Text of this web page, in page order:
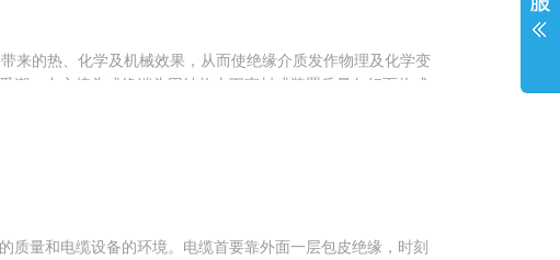
来的热、化学及机械效果，从而使绝缘介质发作物理及化学变
潮。中心接头或终端头因结构上下密封或装置质量欠好而构成
质量和电缆设备的环境。电缆首要靠外面一层包皮绝缘，时刻